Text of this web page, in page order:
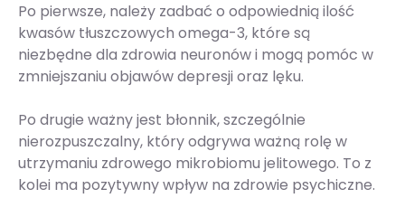
Po pierwsze, należy zadbać o odpowiednią ilość
kwasów tłuszczowych omega-3, które są
niezbędne dla zdrowia neuronów i mogą pomóc w
zmniejszaniu objawów depresji oraz lęku.
Po drugie ważny jest błonnik, szczególnie
nierozpuszczalny, który odgrywa ważną rolę w
utrzymaniu zdrowego mikrobiomu jelitowego. To z
kolei ma pozytywny wpływ na zdrowie psychiczne.